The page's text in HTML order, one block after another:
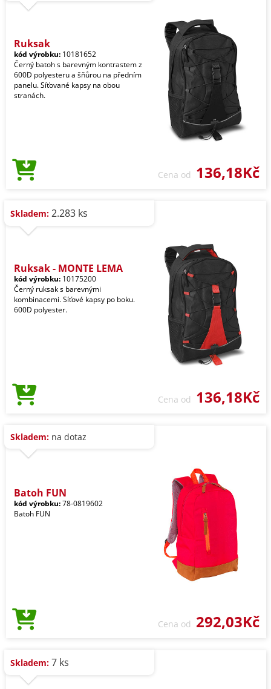
Ruksak
kód výrobku: 10181652
Černý batoh s barevným kontrastem z
600D polyesteru a šňůrou na předním
panelu. Síťované kapsy na obou
stranách.
Cena od 136,18Kč
Skladem: 2.283 ks
Ruksak - MONTE LEMA
kód výrobku: 10175200
Černý ruksak s barevnými
kombinacemi. Síťové kapsy po boku.
600D polyester.
Cena od 136,18Kč
Skladem: na dotaz
Batoh FUN
kód výrobku:78-0819602
Batoh FUN
Cena od 292,03Kč
Skladem: 7 ks